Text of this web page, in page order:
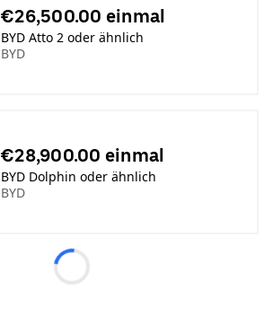
€26,500.00 einmal
BYD Atto 2 oder ähnlich
BYD
€28,900.00 einmal
BYD Dolphin oder ähnlich
BYD